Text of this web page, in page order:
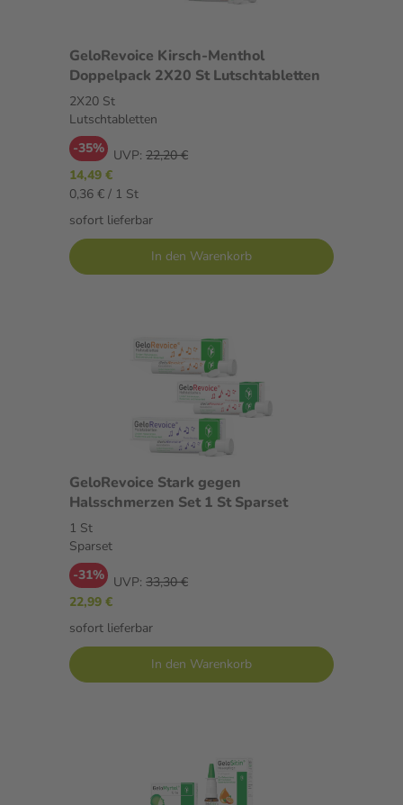
GeloRevoice Kirsch-Menthol
Doppelpack 2X20 St Lutschtabletten
2X20 St
Lutschtabletten
-35% UVP: 22,20 €
14,49 €
0,36 € / 1 St
sofort lieferbar
In den Warenkorb
GeloRevoice Stark gegen
Halsschmerzen Set 1 St Sparset
1 St
Sparset
-31% UVP: 33,30 €
22,99 €
sofort lieferbar
In den Warenkorb